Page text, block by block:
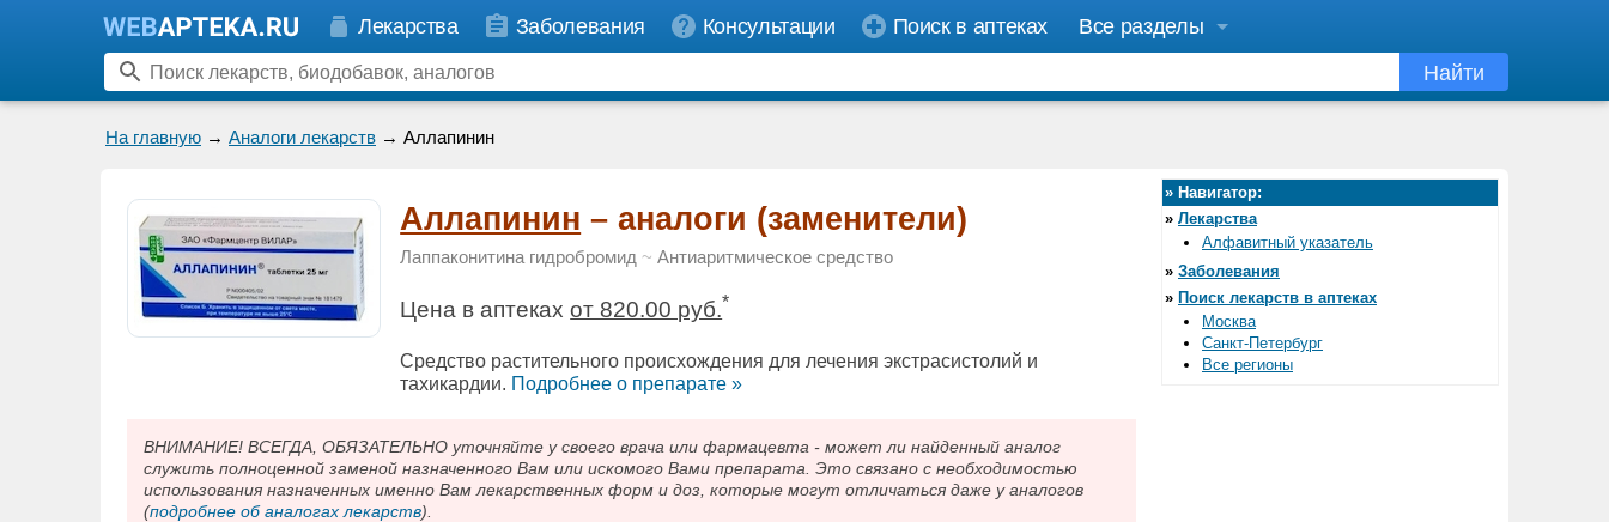
Лекарства Заболевания Консультации Поиск в аптеках
Все разделы
Найти
На главную → Аналоги лекарств → Аллапинин
Аллапинин – аналоги (заменители)
Лаппаконитина гидробромид ~Антиаритмическое средство
Цена в аптекахот 820.00 руб.*
Средство растительного происхождения для лечения экстрасистолий и
тахикардии. Подробнee о препарате »
ВНИМАНИЕ! ВСЕГДА, ОБЯЗАТЕЛЬНО уточняйте у своего врача или фармацевта - может ли найденный аналог
служить полноценной заменой назначенного Вам или искомого Вами препарата. Это связано с необходимостью
использования назначенных именно Вам лекарственных форм и доз, которые могут отличаться даже у аналогов
(подробнее об аналогах лекарств).
» Навигатор:
» Лекарства
Алфавитный указатель
» Заболевания
» Поиск лекарств в аптеках
Москва
Санкт-Петербург
Все регионы